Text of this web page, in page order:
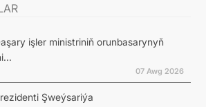
işler ministriniň orunbasarynyň
07 Awg 2026
Şweýsariýa